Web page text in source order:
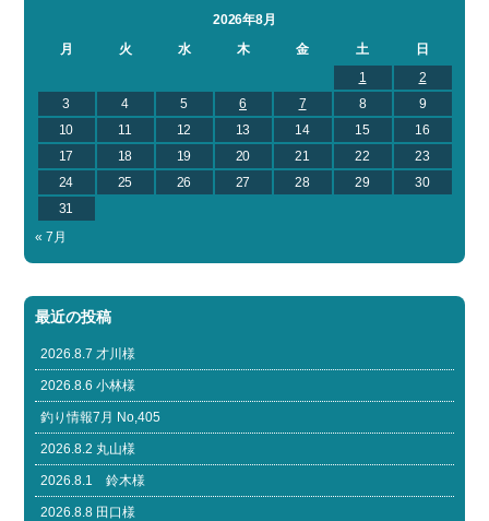
2026年8月
月
火 水 木 金 土
日
1
2
3
4 5 6 7 8
9
10
11 12 13 14 15
16
17
18 19 20 21 22
23
24
25 26 27 28 29
30
31
« 7月
最近の投稿
2026.8.7 才川様
2026.8.6 小林様
釣り情報7月 No,405
2026.8.2 丸山様
2026.8.1 鈴木様
2026.8.8 田口様